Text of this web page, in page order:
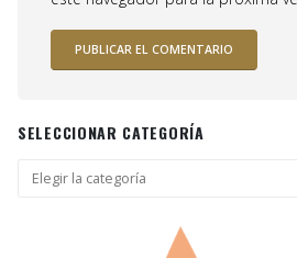
SELECCIONAR CATEGORÍA
Seleccionar
categoría